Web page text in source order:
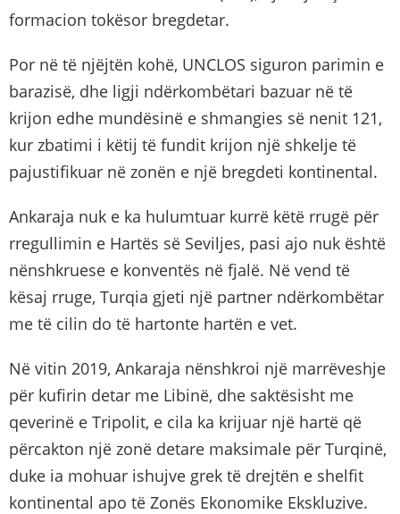
formacion tokësor bregdetar.
Por në të njëjtën kohë, UNCLOS siguron parimin e
barazisë, dhe ligji ndërkombëtari bazuar në të
krijon edhe mundësinë e shmangies së nenit 121,
kur zbatimi i këtij të fundit krijon një shkelje të
pajustifikuar në zonën e një bregdeti kontinental.
Ankaraja nuk e ka hulumtuar kurrë këtë rrugë për
rregullimin e Hartës së Seviljes, pasi ajo nuk është
nënshkruese e konventës në fjalë. Në vend të
kësaj rruge, Turqia gjeti një partner ndërkombëtar
me të cilin do të hartonte hartën e vet.
Në vitin 2019, Ankaraja nënshkroi një marrëveshje
për kufirin detar me Libinë, dhe saktësisht me
qeverinë e Tripolit, e cila ka krijuar një hartë që
përcakton një zonë detare maksimale për Turqinë,
duke ia mohuar ishujve grek të drejtën e shelfit
kontinental apo të Zonës Ekonomike Ekskluzive.